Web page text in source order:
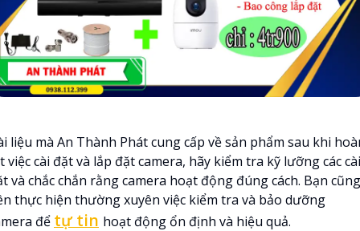
liệu mà An Thành Phát cung cấp về sản phẩm sau khi
việc cài đặt và lắp đặt camera, hãy kiểm tra kỹ lưỡng các cài
và chắc chắn rằng camera hoạt động đúng cách. Bạn cũng
thực hiện thường xuyên việc kiểm tra và bảo dưỡng
để tự tin hoạt động ổn định và hiệu quả.